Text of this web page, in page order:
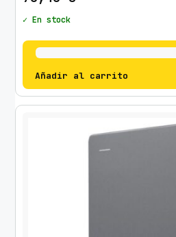
✓ En stock
Añadir al carrito